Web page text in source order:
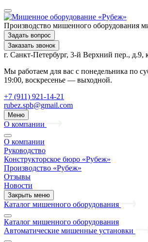
Производство мишенного оборудования
Задать вопрос
Заказать звонок
г. Санкт-Петербург, 3-й Верхний пер., д.9,
Мы работаем для вас с понедельника по
19:00, воскресенье — выходной.
+7 (911) 921-14-21
rubez.spb@gmail.com
Меню
О компании
О компании
Руководство
Конструкторское бюро «Рубеж»
Производство «Рубеж»
Отзывы
Новости
Закрыть меню
Каталог мишенного оборудования
Каталог мишенного оборудования
Автоматические мишенные установки